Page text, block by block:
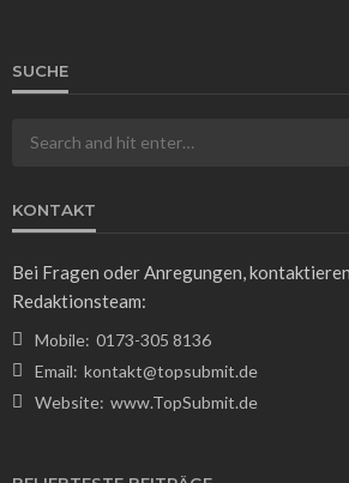
WISSEN
SUCHE
KONTAKT
Bei Fragen oder Anregungen,
Redaktionsteam:
Mobile: 0173-305 8136
Email: kontakt@topsubmit.de
Website: www.TopSubmit.de